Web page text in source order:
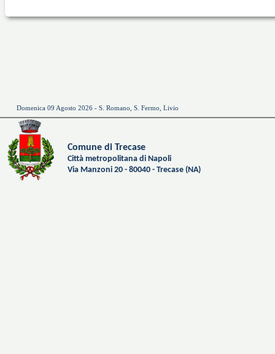
Domenica 09 Agosto 2026 - S. Romano, S. Fermo, Livio
Comune di Trecase
Città metropolitana di Napoli
Via Manzoni 20 - 80040 - Trecase (NA)